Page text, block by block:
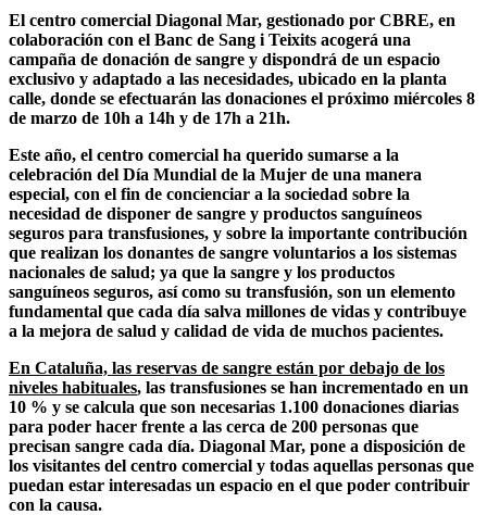
El centro comercial Diagonal Mar, gestionado por CBRE, en
colaboración con el Banc de Sang i Teixits acogerá una
campaña de donación de sangre y dispondrá de un espacio
exclusivo y adaptado a las necesidades, ubicado en la planta
calle, donde se efectuarán las donaciones el próximo miércoles 8
de marzo de 10h a 14h y de 17h a 21h.
Este año, el centro comercial ha querido sumarse a la
celebración del Día Mundial de la Mujer de una manera
especial, con el fin de concienciar a la sociedad sobre la
necesidad de disponer de sangre y productos sanguíneos
seguros para transfusiones, y sobre la importante contribución
que realizan los donantes de sangre voluntarios a los sistemas
nacionales de salud; ya que la sangre y los productos
sanguíneos seguros, así como su transfusión, son un elemento
fundamental que cada día salva millones de vidas y contribuye
a la mejora de salud y calidad de vida de muchos pacientes.
En Cataluña, las reservas de sangre están por debajo de los
niveles habituales, las transfusiones se han incrementado en un
10 % y se calcula que son necesarias 1.100 donaciones diarias
para poder hacer frente a las cerca de 200 personas que
precisan sangre cada día. Diagonal Mar, pone a disposición de
los visitantes del centro comercial y todas aquellas personas que
puedan estar interesadas un espacio en el que poder contribuir
con la causa.